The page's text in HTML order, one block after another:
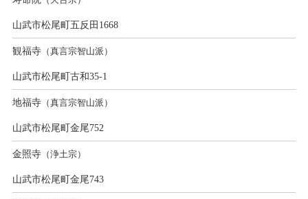
山武市松尾町五反田1668
観福寺（真言宗智山派）
山武市松尾町古和35-1
地福寺（真言宗智山派）
山武市松尾町金尾752
金照寺（浄土宗）
山武市松尾町金尾743